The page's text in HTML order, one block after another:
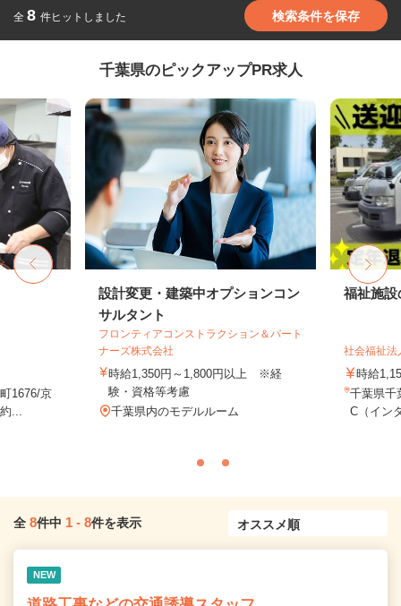
全 8 件ヒットしました 検索条件を保存
千葉県のピックアップPR求人
1676/京
...
設計変更・建築中オプションコン
サルタント
フロンティアコンストラクション＆パート
ナーズ株式会社
時給1,350円～1,800円以上 ※経
験・資格等考慮
千葉県内のモデルルーム
福祉施設
社会福祉
時給
千葉県
C（イン
全 8件中 1 - 8件を表示
NEW